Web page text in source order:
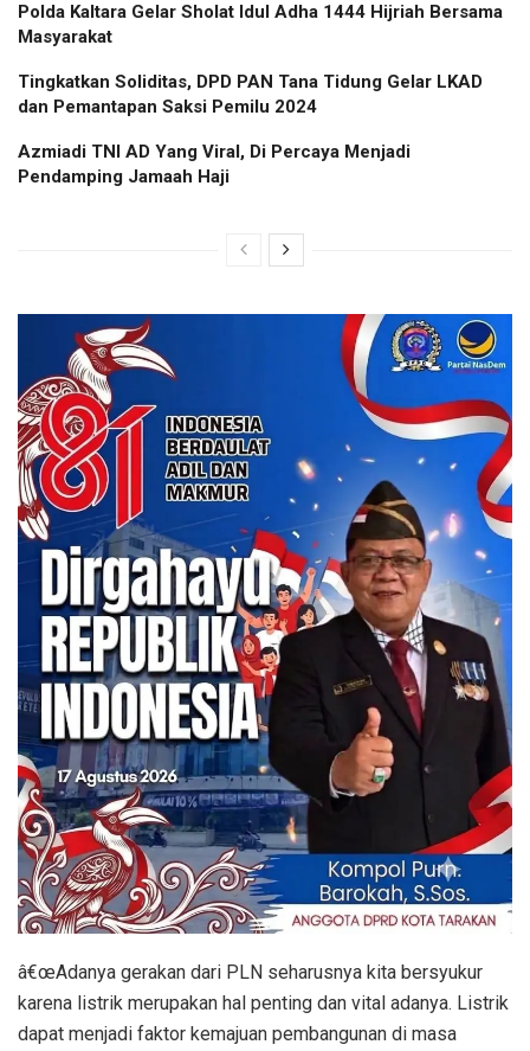
Polda Kaltara Gelar Sholat Idul Adha 1444 Hijriah Bersama
Masyarakat
Tingkatkan Soliditas, DPD PAN Tana Tidung Gelar LKAD
dan Pemantapan Saksi Pemilu 2024
Azmiadi TNI AD Yang Viral, Di Percaya Menjadi
Pendamping Jamaah Haji
â€œAdanya gerakan dari PLN seharusnya kita bersyukur
karena listrik merupakan hal penting dan vital adanya. Listrik
dapat menjadi faktor kemajuan pembangunan di masa